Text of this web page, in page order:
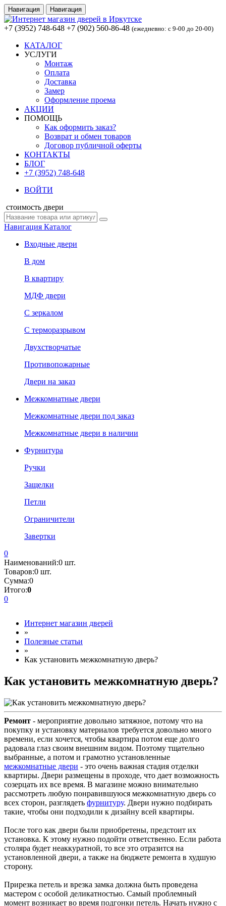
Навигация Навигация
+7 (3952) 748-648 +7 (902) 560-86-48 (ежедневно: с 9-00 до 20-00)
КАТАЛОГ
УСЛУГИ
Монтаж
Оплата
Доставка
Замер
Оформление проема
АКЦИИ
ПОМОЩЬ
Как оформить заказ?
Возврат и обмен товаров
Договор публичной оферты
КОНТАКТЫ
БЛОГ
+7 (3952) 748-648
ВОЙТИ
стоимость двери
Навигация Каталог
Входные двери
В дом
В квартиру
МДФ двери
С зеркалом
С терморазрывом
Двухстворчатые
Противопожарные
Двери на заказ
Межкомнатные двери
Межкомнатные двери под заказ
Межкомнатные двери в наличии
Фурнитура
Ручки
Защелки
Петли
Ограничители
Завертки
0
Наименований:0 шт.
Товаров:0 шт.
Сумма:0
Итого:0
0
Интернет магазин дверей
»
Полезные статьи
»
Как установить межкомнатную дверь?
Как установить межкомнатную дверь?
Ремонт - мероприятие довольно затяжное, потому что на
покупку и установку материалов требуется довольно много
времени, если хочется, чтобы квартира потом еще долго
радовала глаз своим внешним видом. Поэтому тщательно
выбранные, а потом и грамотно установленные
межкомнатные двери - это очень важная стадия отделки
квартиры. Двери размещены в проходе, что дает возможность
созерцать их все время. В магазине можно внимательно
рассмотреть любую понравившуюся межкомнатную дверь со
всех сторон, разглядеть фурнитуру. Двери нужно подбирать
такие, чтобы они подходили к дизайну всей квартиры.
После того как двери были приобретены, предстоит их
установка. К этому нужно подойти ответственно. Если работа
столяра будет неаккуратной, то все это отразится на
установленной двери, а также на бюджете ремонта в худшую
сторону.
Прирезка петель и врезка замка должна быть проведена
мастером с особой деликатностью. Самый проблемный
момент возникает во время подгонки петель. Начать нужно с